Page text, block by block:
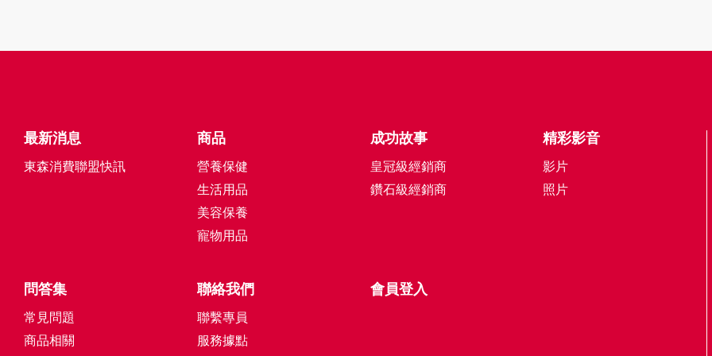
最新消息
東森消費聯盟快訊
商品
營養保健
生活用品
美容保養
寵物用品
成功故事
皇冠級經銷商
鑽石級經銷商
精彩影音
影片
照片
問答集
常見問題
商品相關
聯絡我們
聯繫專員
服務據點
會員登入